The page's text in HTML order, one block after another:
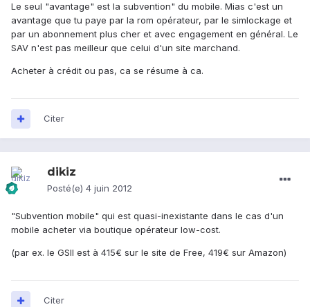
Le seul "avantage" est la subvention" du mobile. Mias c'est un
avantage que tu paye par la rom opérateur, par le simlockage et
par un abonnement plus cher et avec engagement en général. Le
SAV n'est pas meilleur que celui d'un site marchand.
Acheter à crédit ou pas, ca se résume à ca.
Citer
dikiz
Posté(e) 4 juin 2012
"Subvention mobile" qui est quasi-inexistante dans le cas d'un
mobile acheter via boutique opérateur low-cost.
(par ex. le GSII est à 415€ sur le site de Free, 419€ sur Amazon)
Citer